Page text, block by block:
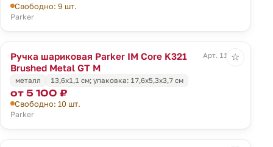
Свободно: 9 шт.
Parker
Ручка шариковая Parker IM Core K321
Brushed Metal GT M
Арт. 11930
металл 13,6x1,1 см; упаковка: 17,6x5,3x3,7 см
от 5 100 ₽
Свободно: 10 шт.
Parker
☆